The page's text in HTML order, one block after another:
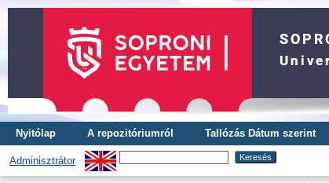
Nyitólap A repozitóriumról Tallózás Dátum szerint
Adminisztrátor